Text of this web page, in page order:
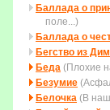
Баллада о
поле...)
Баллада о
Бегство из
Беда (Плохие
Безумие
Белочка (В